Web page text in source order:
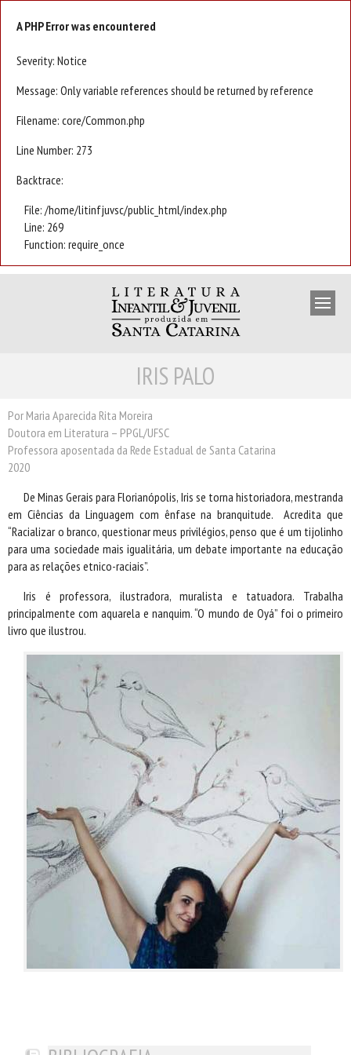
A PHP Error was encountered
Severity: Notice
Message: Only variable references should be returned by reference
Filename: core/Common.php
Line Number: 273
Backtrace:
File: /home/litinfjuvsc/public_html/index.php
Line: 269
Function: require_once
ESCRITORES
PRÓXIMAS EDIÇÕES
CONTATO
IRIS PALO
Por Maria Aparecida Rita Moreira
Doutora em Literatura – PPGL/UFSC
Professora aposentada da Rede Estadual de Santa Catarina
2020
De Minas Gerais para Florianópolis, Iris se torna historiadora, mestranda
em Ciências da Linguagem com ênfase na branquitude. Acredita que
“Racializar o branco, questionar meus privilégios, penso que é um tijolinho
para uma sociedade mais igualitária, um debate importante na educação
para as relações etnico-raciais”.
Iris é professora, ilustradora, muralista e tatuadora. Trabalha
principalmente com aquarela e nanquim. “O mundo de Oyá” foi o primeiro
livro que ilustrou.